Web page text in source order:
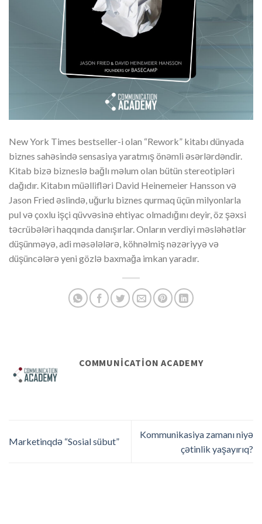
New York Times bestseller-i olan “Rework” kitabı dünyada
biznes sahəsində sensasiya yaratmış önəmli əsərlərdəndir.
Kitab bizə bizneslə bağlı məlum olan bütün stereotipləri
dağıdır. Kitabın müəllifləri David Heinemeier Hansson və
Jason Fried əslində, uğurlu biznes qurmaq üçün milyonlarla
pul və çoxlu işçi qüvvəsinə ehtiyac olmadığını deyir, öz şəxsi
təcrübələri haqqında danışırlar. Onların verdiyi məsləhətlər
düşünməyə, adi məsələlərə, köhnəlmiş nəzəriyyə və
düşüncələrə yeni gözlə baxmağa imkan yaradır.
COMMUNICATION ACADEMY
Marketinqdə “Sosial sübut”
Kommunikasiya zamanı niyə
çətinlik yaşayırıq?